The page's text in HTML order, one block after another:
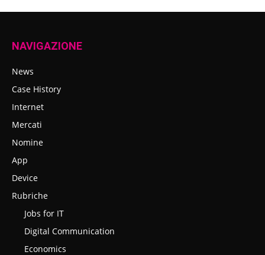
NAVIGAZIONE
News
Case History
Internet
Mercati
Nomine
App
Device
Rubriche
Jobs for IT
Digital Communication
Economics